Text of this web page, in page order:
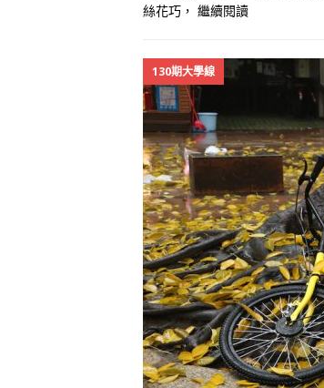
絲花巧， 繼續閱讀
130期大學線